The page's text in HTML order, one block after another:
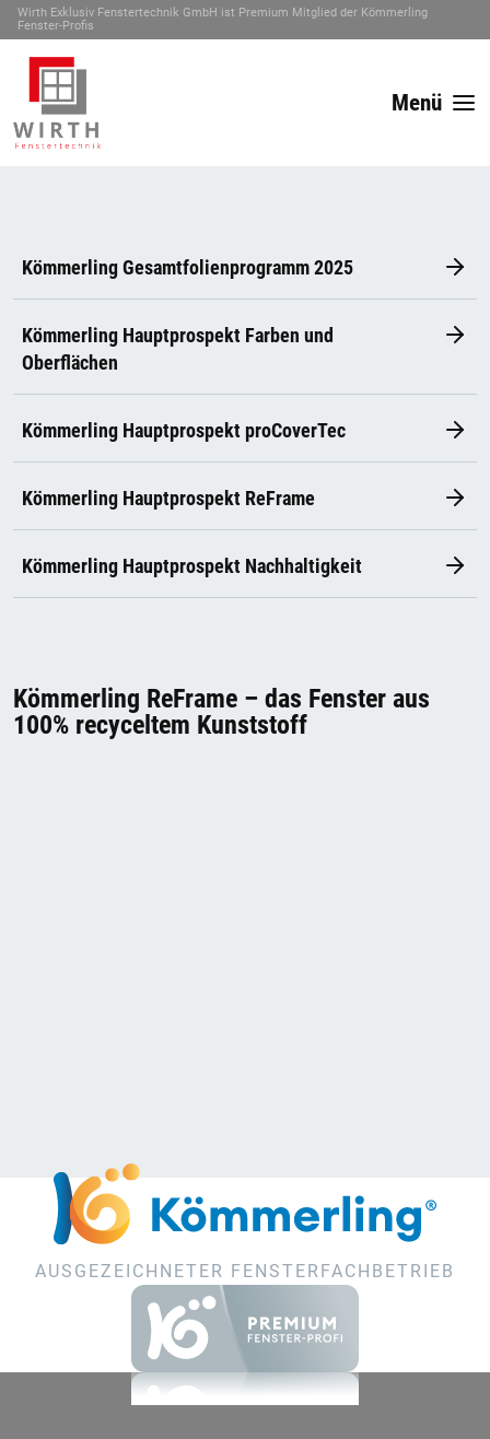
Wirth Exklusiv Fenstertechnik GmbH ist Premium Mitglied der Kömmerling
Fenster-Profis
Menü
Kömmerling Gesamtfolienprogramm 2025
Kömmerling Hauptprospekt Farben und
Oberflächen
Kömmerling Hauptprospekt proCoverTec
Kömmerling Hauptprospekt ReFrame
Kömmerling Hauptprospekt Nachhaltigkeit
Kömmerling ReFrame – das Fenster aus
100% recyceltem Kunststoff
AUSGEZEICHNETER FENSTERFACHBETRIEB